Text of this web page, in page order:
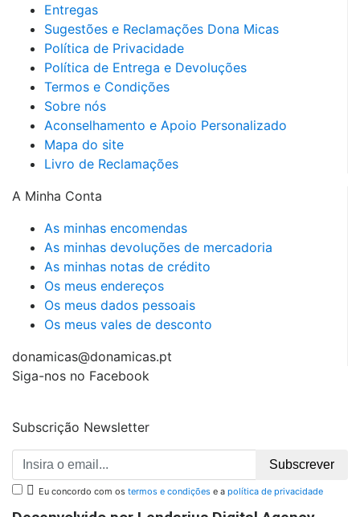
Entregas
Sugestões e Reclamações Dona Micas
Política de Privacidade
Política de Entrega e Devoluções
Termos e Condições
Sobre nós
Aconselhamento e Apoio Personalizado
Mapa do site
Livro de Reclamações
A Minha Conta
As minhas encomendas
As minhas devoluções de mercadoria
As minhas notas de crédito
Os meus endereços
Os meus dados pessoais
Os meus vales de desconto
donamicas@donamicas.pt
Siga-nos no Facebook
Subscrição Newsletter
Subscrever
 Eu concordo com os termos e condições e a política de privacidade